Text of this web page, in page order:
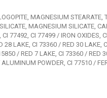
MAGNESIUM
MAGNESIUM SILICATE,
77492, CI 77499 / IRON
28 LAKE, CI 73360 / RED 30 LAKE,
/ RED 7 LAKE, CI 73360 / RED
ALUMINUM POWDER, CI 77510 /